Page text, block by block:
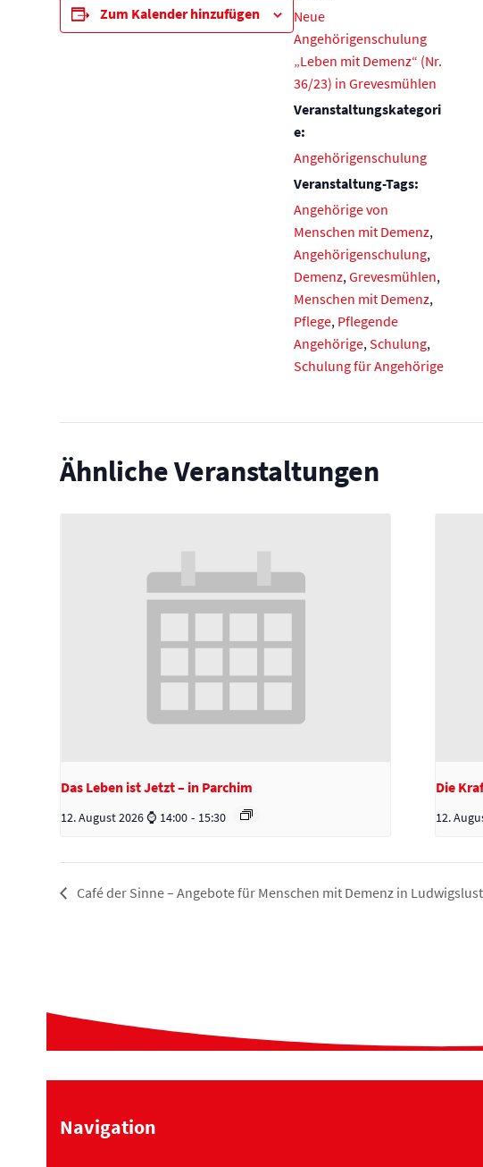
Zum Kalender hinzufügen
Neue
Angehörigenschulung
„Leben mit Demenz“ (Nr.
36/23) in Grevesmühlen
Veranstaltungskategori
e:
Angehörigenschulung
Veranstaltung-Tags:
Angehörige von
Menschen mit Demenz,
Angehörigenschulung,
Demenz,Grevesmühlen,
Menschen mit Demenz,
Pflege, Pflegende
Angehörige,Schulung,
Schulung für Angehörige
Ähnliche Veranstaltungen
Das Leben ist Jetzt – in Parchim
12. August 2026 ⌚ 14:00 - 15:30
Die
12.
Café der Sinne – Angebote für Menschen mit Demenz in Ludwigslust
Navigation